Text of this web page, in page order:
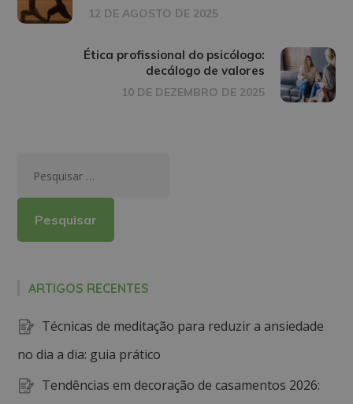
12 DE AGOSTO DE 2025
Ética profissional do psicólogo:
decálogo de valores
10 DE DEZEMBRO DE 2025
ARTIGOS RECENTES
Técnicas de meditação para reduzir a ansiedade
no dia a dia: guia prático
Tendências em decoração de casamentos 2026: